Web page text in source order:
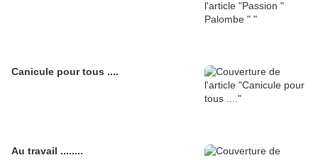
Canicule pour tous ....
Au travail ........